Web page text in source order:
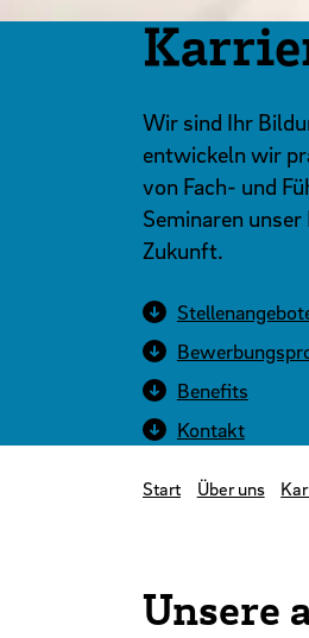
Wir sind Ihr
entwickeln wir
von Fach- und
Seminaren
Zukunft.
Benefits
Kontakt
Start Über uns
Unsere